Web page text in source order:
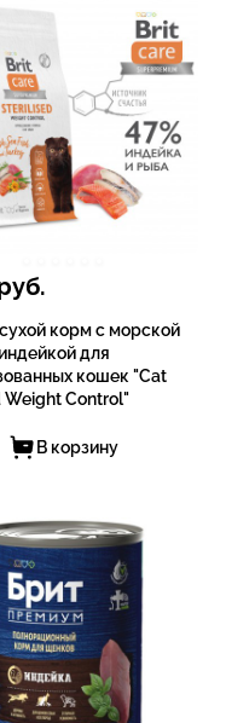
корм с морской
для
кошек "Cat
Weight Control"
В корзину